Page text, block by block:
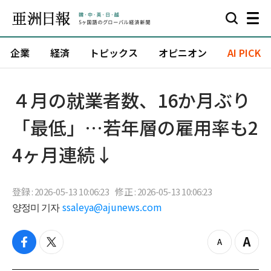
企業 経済 トピックス オピニオン AI PICK
４月の就業者数、16か月ぶり
「最低」…若年層の雇用率も2
4ヶ月連続↓
登録 : 2026-05-13 10:06:23 修正 : 2026-05-13 10:06:23
양정미 기자 ssaleya@ajunews.com
f
t
z
Z